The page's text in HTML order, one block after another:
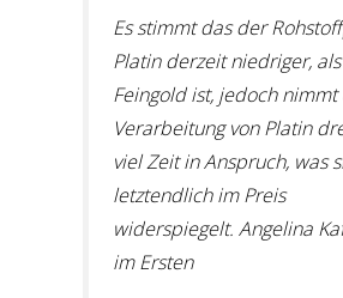
Es stimmt das der
Platin derzeit niedriger,
Feingold ist, jedoch nimmt
Verarbeitung von Platin
viel Zeit in Anspruch, was
letztendlich im Preis
widerspiegelt. Angelina
im Ersten